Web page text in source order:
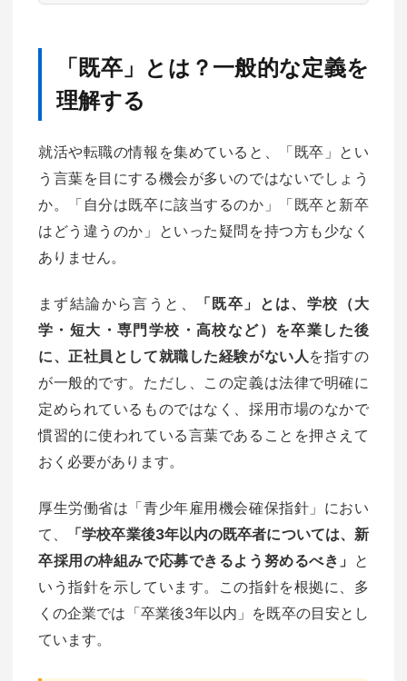
「既卒」とは？一般的な定義を
理解する
就活や転職の情報を集めていると、「既卒」とい
う言葉を目にする機会が多いのではないでしょう
か。「自分は既卒に該当するのか」「既卒と新卒
はどう違うのか」といった疑問を持つ方も少なく
ありません。
まず結論から言うと、
「既卒」とは、学校（大
学・短大・専門学校・高校など）を卒業した後
に、正社員として就職した経験がない人 を指すの
が一般的です。ただし、この定義は法律で明確に
定められているものではなく、採用市場のなかで
慣習的に使われている言葉であることを押さえて
おく必要があります。
厚生労働省は「青少年雇用機会確保指針」におい
て、
「学校卒業後3年以内の既卒者については、新
卒採用の枠組みで応募できるよう努めるべき」
と
いう指針を示しています。この指針を根拠に、多
くの企業では「卒業後3年以内」を既卒の目安とし
ています。